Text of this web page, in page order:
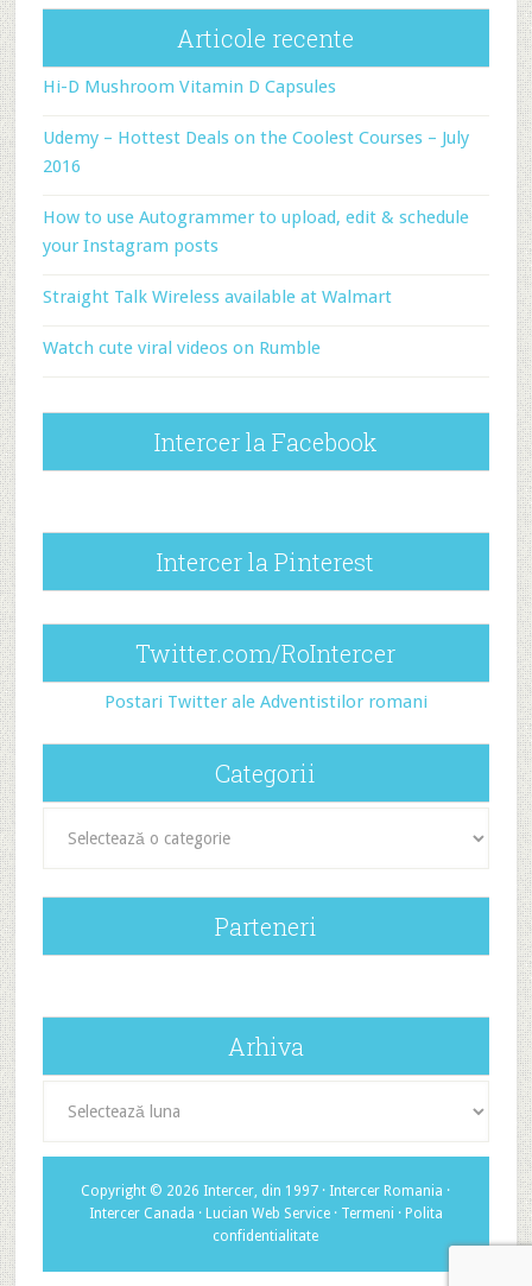
Articole recente
Hi-D Mushroom Vitamin D Capsules
Udemy – Hottest Deals on the Coolest Courses – July
2016
How to use Autogrammer to upload, edit & schedule
your Instagram posts
Straight Talk Wireless available at Walmart
Watch cute viral videos on Rumble
Intercer la Facebook
Intercer la Pinterest
Twitter.com/RoIntercer
Postari Twitter ale Adventistilor romani
Categorii
Parteneri
Arhiva
Copyright © 2026 Intercer, din 1997 · Intercer Romania ·
Intercer Canada · Lucian Web Service· Termeni · Polita
confidentialitate